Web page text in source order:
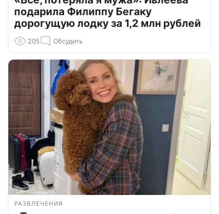
подарила Филиппу Бегаку
дорогущую лодку за 1,2 млн рублей
205 Обсудить
РАЗВЛЕЧЕНИЯ